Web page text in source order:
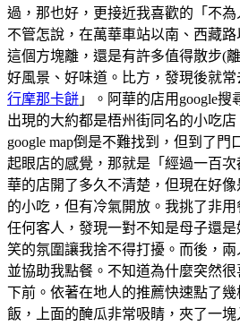
過，那也好，更接近我喜歡的「不
不管怎說，在萬華車站以南、西藏
這個方塊離，還是有許多值得散步(
好風景、好味道。比方，發現後就常
行摩那卡餅 」。阿華的店用google
出現的大約都是梧州街同名的小吃
google map倒是不難找到，但到了
起眼店的感覺，那就是「經過一百
華的店開了多久不清楚，但現在好
的小吃，但有冷氣開放。我挑了非
任何客人，發現一對不知是母子還
笑的氛圍讓我捨不得打擾。而後，兩
並協助我點餐。不知道為什麼突然
下前。依著在地人的推薦快速點了
飯，上面的醃瓜非常吸睛，夾了一